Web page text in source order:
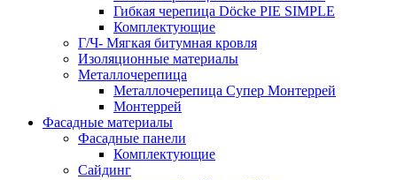
Гибкая черепица Döcke PIE SIMPLE
Комплектующие
Г/Ч- Мягкая битумная кровля
Изоляционные материалы
Металлочерепица
Металлочерепица Супер Монтеррей
Монтеррей
Фасадные материалы
Фасадные панели
Комплектующие
Сайдинг